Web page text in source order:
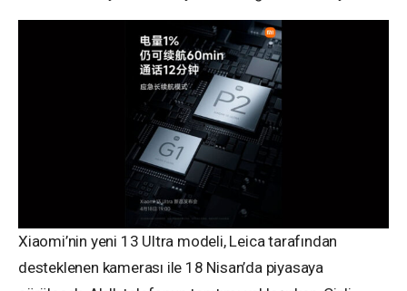
Xiaomi’nin yeni 13 Ultra modeli, Leica tarafından
desteklenen kamerası ile 18 Nisan’da piyasaya